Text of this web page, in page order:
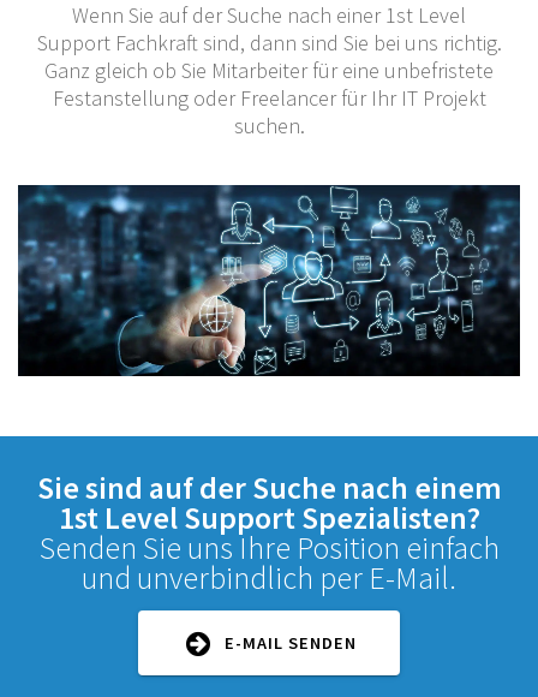
Wenn Sie auf der Suche nach einer 1st Level
Support Fachkraft sind, dann sind Sie bei uns richtig.
Ganz gleich ob Sie Mitarbeiter für eine unbefristete
Festanstellung oder Freelancer für Ihr IT Projekt
suchen.
Sie sind auf der Suche nach einem
1st Level Support Spezialisten?
Senden Sie uns Ihre Position einfach
und unverbindlich per E-Mail.
E-MAIL SENDEN